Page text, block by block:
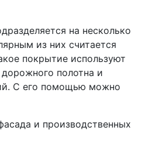
на несколько
из них считается
покрытие используют
полотна и
С его помощью можно
и производственных